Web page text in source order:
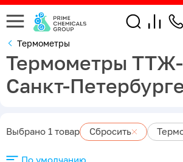
Термометры
Термометры
Санкт-
Выбрано 1 товар Сбросить
По умолчанию